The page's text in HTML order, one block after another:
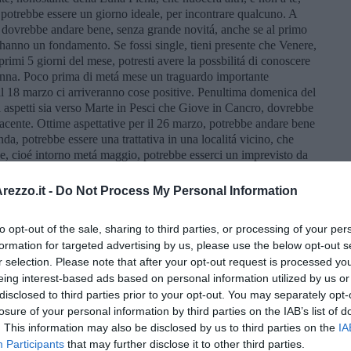
- Do Not Process My Personal Information
opt-out of the sale, sharing to third parties, or processing of your
for targeted advertising by us, please use the below opt-out
selection. Please note that after your opt-out request is processed
interest-based ads based on personal information utilized by us
to third parties prior to your opt-out. You may separately
of your personal information by third parties on the IAB’s list of
This information may also be disclosed by us to third parties on the
Participants that may further disclose it to other third parties.
essere un giorno ideale, per incontrare qualcuno. A
andare bene, senza grande novitá, anche se al primo
un fondamento. Se fossi single, tieni presente che Venere,
5 giorni del mese, potresti avere la possbilitá di conoscere
Poco prima di metá mese un traguardo importante
marzo ci arriveranno cose positive. Penultima domenica del
sia verso Marte in Pesci che Giove in Cancro, dovrebbe
Ottime aspettative per il 26 marzo, potrebbe andare bene
potrebbe essere una trattativa in una localitá vicino, che
cioé intorno metá maggio, potrebbe esserci un imprevisto da
sia se sei giá in relazione, o se fossi ancora single.
con il tuo segno dal 6 marzo, per tutto il mese. É il
persona giusta nella tua vita. Ad eccezione, se per caso nel
di Venere fosse nei primi gradi del Cancro, allora non sarebbe
dei altri pianeti non é invidiabile, tanti pianeti in Pesci non é
il tuo pianeta governatore é in aspetto difficile, in Pesci,
qualche situazione ingarbugliata, nella seconda parte
del 3 marzo sará in aspetto difficile, dopo arriveranno giorni
a metá mese. Il 19-20 marzo saranno giornate ottime, anche